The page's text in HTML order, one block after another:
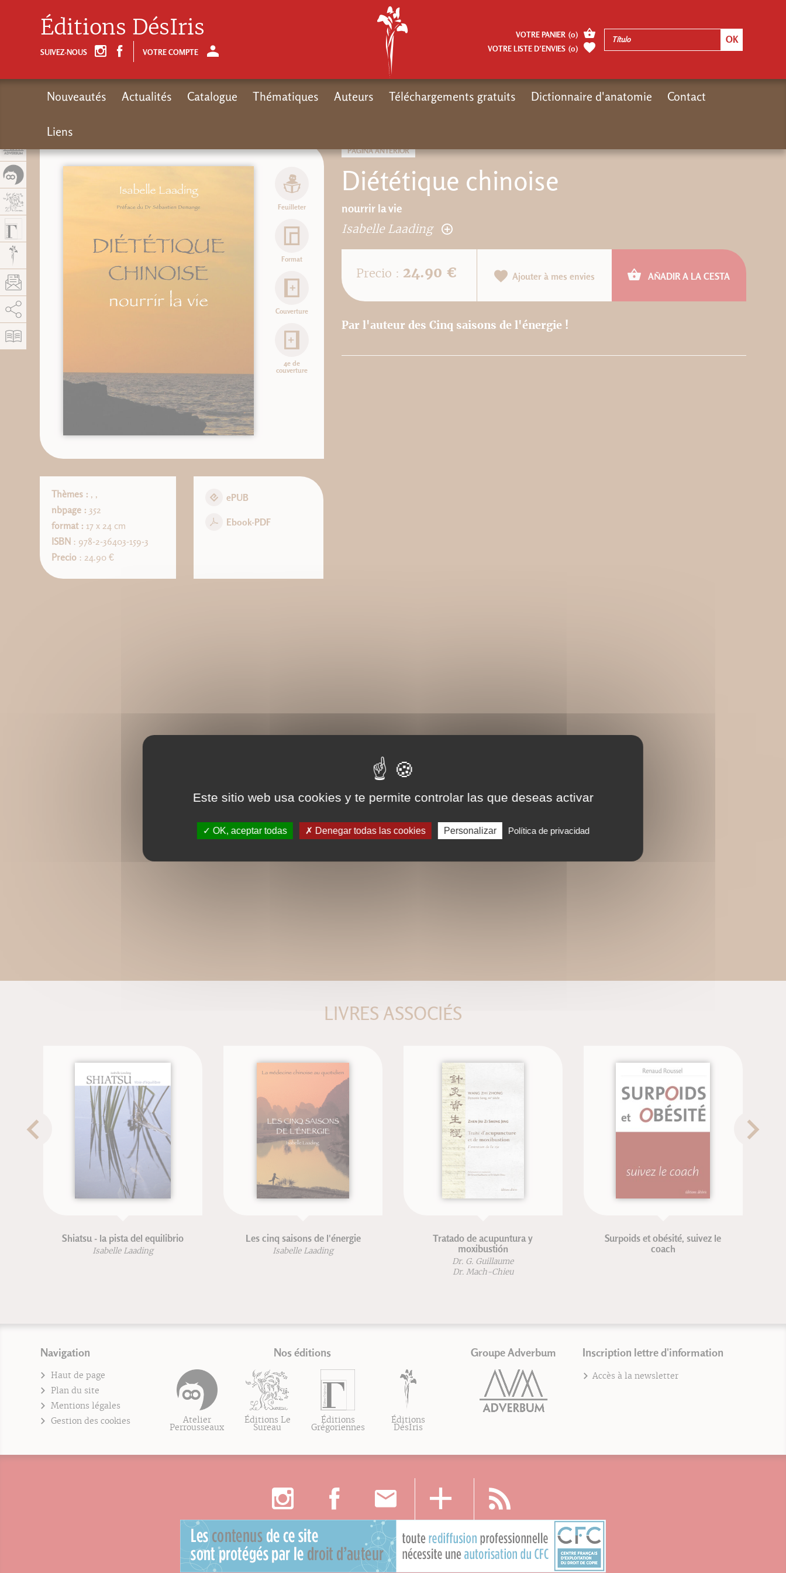
PÁGINA ANTERIOR
Diététique chinoise
nourrir la vie
Isabelle Laading
Feuilleter
Format
Couverture
4e de
couverture
Thèmes : , ,
nbpage : 352
format : 17 x 24 cm
ISBN : 978-2-36403-159-3
Precio: 24.90 €
ePUB
Ebook-PDF
Precio : 24.90 € Ajouter à mes envies AÑADIR A LA CESTA
Par l'auteur des Cinq saisons de l'énergie !
LIVRES ASSOCIÉS
Shiatsu - la pista del equilibrio
Isabelle Laading
Les cinq saisons de l'énergie
Isabelle Laading
Tratado de acupuntura y
moxibustión
Dr. G. Guillaume
Dr. Mach-Chieu
Surpoids et obésité, suivez le
Navigation
Haut de page
Plan du site
Mentions légales
Gestion des cookies
Nos éditions
Atelier
Perrousseaux
Éditions Le
Sureau
Éditions
Grégoriennes
Éditions
DésIris
Groupe Adverbum Inscription lettre d'information
Accès à la newsletter
Éditions DésIris
SUIVEZ-NOUS VOTRE COMPTE
VOTRE PANIER (0)
VOTRE LISTE D’ENVIES (0)
Nouveautés Actualités Catalogue Thématiques Auteurs Téléchargements gratuits Dictionnaire d'anatomie Contact
Liens
AddThis está deshabilitado. Permitir
Este sitio web usa cookies y te permite controlar las que deseas activar
OK, aceptar todas Denegar todas las cookies Personalizar Política de privacidad